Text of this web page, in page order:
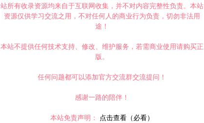
站所有收录资源均来自于互联网收集，并不对内容完整性负责。本站
资源仅供学习交流之用，不对任何人的商业行为负责，切勿非法用
途！
本站不提供任何技术支持、修改、维护服务，若需商业使用请购买正
版。
任何问题都可以添加官方交流群交流提问！
感谢一路的陪伴！
本站免责声明： 点击查看（必看）